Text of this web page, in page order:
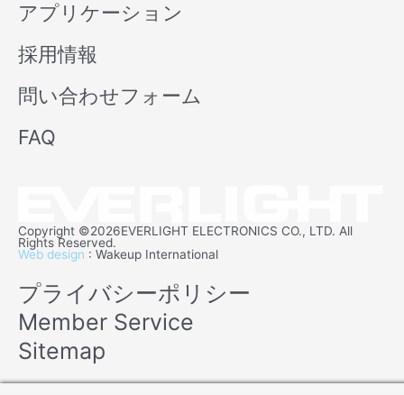
アプリケーション
採用情報
問い合わせフォーム
FAQ
Copyright ©2026EVERLIGHT ELECTRONICS CO., LTD. All
Rights Reserved.
Web design : Wakeup International
プライバシーポリシー
Member Service
Sitemap